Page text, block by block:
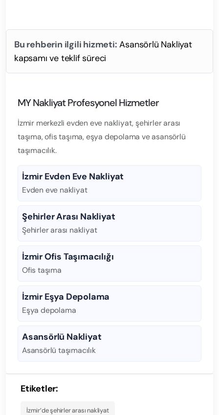
Bu rehberin ilgili hizmeti: Asansörlü Nakliyat
kapsamı ve teklif süreci
MY Nakliyat Profesyonel Hizmetler
İzmir merkezli evden eve nakliyat, şehirler arası
taşıma, ofis taşıma, eşya depolama ve asansörlü
taşımacılık.
İzmir Evden Eve Nakliyat
Evden eve nakliyat
Şehirler Arası Nakliyat
Şehirler arası nakliyat
İzmir Ofis Taşımacılığı
Ofis taşıma
İzmir Eşya Depolama
Eşya depolama
Asansörlü Nakliyat
Asansörlü taşımacılık
Etiketler:
İzmir’de şehirler arası nakliyat